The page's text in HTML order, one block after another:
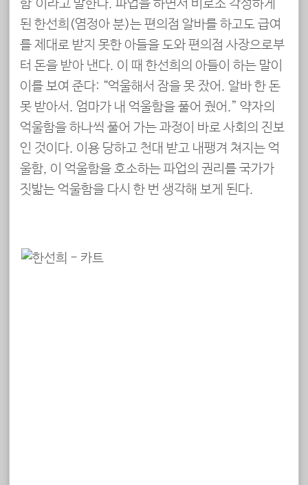
함’이라고 말한다. 파업을 하면서 비로소 각성하게
된 한선희(염정아 분)는 편의점 알바를 하고도 급여
를 제대로 받지 못한 아들을 도와 편의점 사장으로부
터 돈을 받아 낸다. 이 때 한선희의 아들이 하는 말이
이를 보여 준다: “억울해서 잠을 못 잤어. 알바 한 돈
못 받아서. 엄마가 내 억울함을 풀어 줬어.” 약자의
억울함을 하나씩 풀어 가는 과정이 바로 사회의 진보
인 것이다. 이용 당하고 천대 받고 내팽겨 쳐지는 억
울함, 이 억울함을 호소하는 파업의 권리를 국가가
짓밟는 억울함을 다시 한 번 생각해 보게 된다.